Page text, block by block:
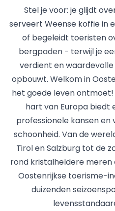
Stel je voor: je glijdt
serveert Weense koffie in
of begeleidt toeristen
bergpaden - terwijl je
verdient en
opbouwt. Welkom in
het goede leven
hart van Europa biedt
professionele kansen
schoonheid. Van de
Tirol en Salzburg tot de
rond kristalheldere meren
Oostenrijkse toerisme-
duizenden